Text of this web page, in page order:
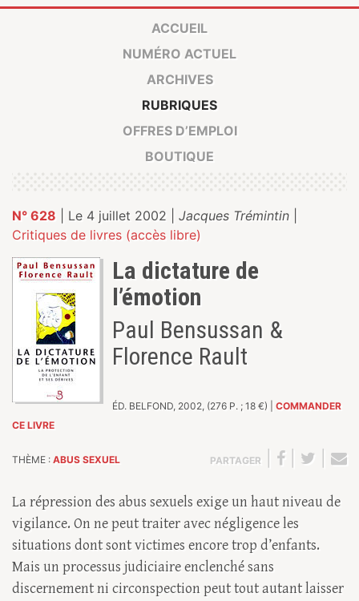
ACCUEIL
NUMÉRO ACTUEL
ARCHIVES
RUBRIQUES
OFFRES D’EMPLOI
BOUTIQUE
N° 628 | Le 4 juillet 2002 | Jacques Trémintin
Critiques de livres (accès libre)
La dictature de
l’émotion
Paul Bensussan &
Florence Rault
ÉD. BELFOND, 2002, (276 P. ; 18 €) | COMMANDER
CE LIVRE
THÈME : ABUS SEXUEL PARTAGER
La répression des abus sexuels exige un haut niveau de
vigilance. On ne peut traiter avec négligence les
situations dont sont victimes encore trop d’enfants.
Mais un processus judiciaire enclenché sans
discernement ni circonspection peut tout autant laisser